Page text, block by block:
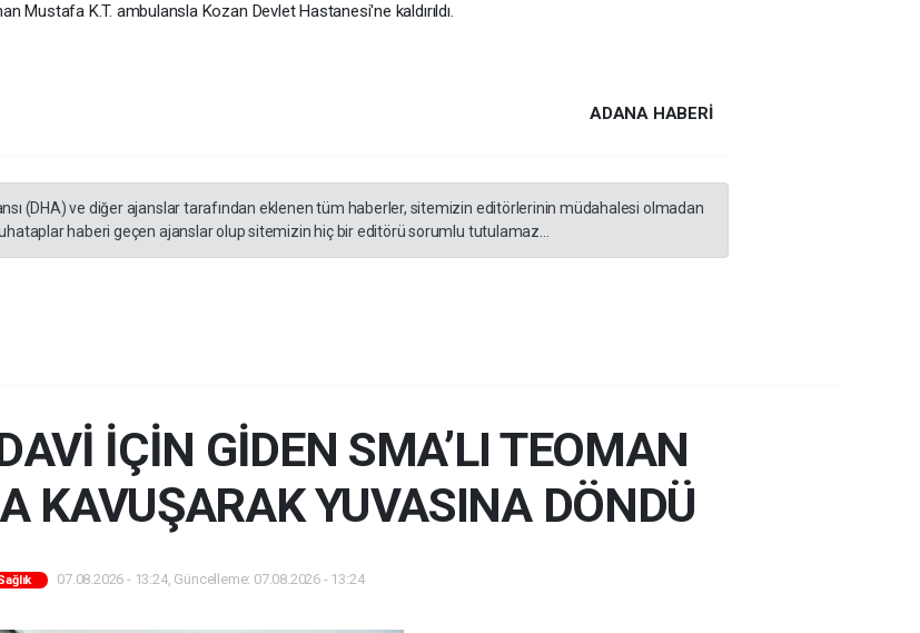
Mustafa K.T. ambulansla Kozan Devlet Hastanesi'ne kaldırıldı.
ADANA HABERİ
(DHA) ve diğer ajanslar tarafından eklenen tüm haberler, sitemizin editörlerinin müdahalesi olmadan
haberi geçen ajanslar olup sitemizin hiç bir editörü sorumlu tutulamaz...
İÇİN GİDEN SMA’LI TEOMAN
KAVUŞARAK YUVASINA DÖNDÜ
07.08.2026 - 13:24, Güncelleme: 07.08.2026 - 13:24